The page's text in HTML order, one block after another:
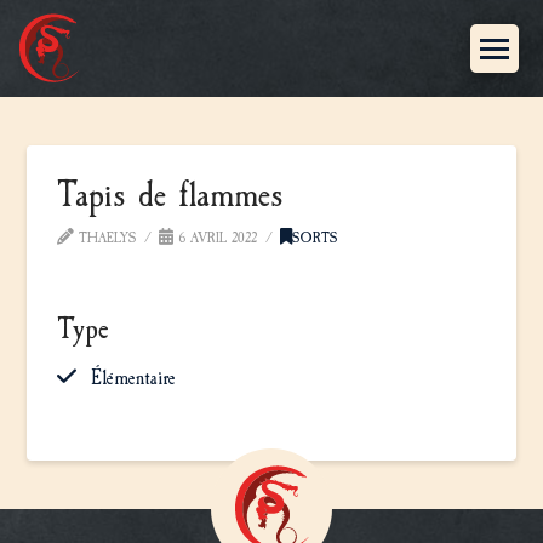
Tapis de flammes
THAELYS 6 AVRIL 2022 SORTS
Type
Élémentaire